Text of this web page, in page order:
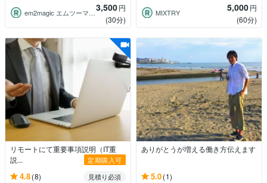
em2magic エムツーマジック 3,500円
(30分)
MIXTRY 5,000円
(60分)
リモートにて重要事項説明（IT重
説...
定期購入可
4.8(8) 見積り必須
ありがとうが増える働き方伝えます
5.0(1)